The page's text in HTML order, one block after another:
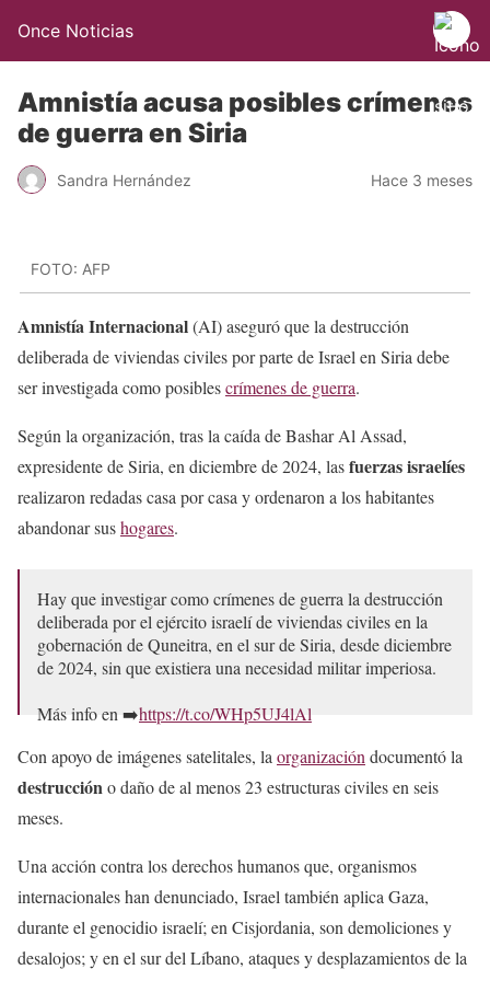
Once Noticias
Amnistía acusa posibles crímenes
de guerra en Siria
Sandra Hernández Hace 3 meses
FOTO: AFP
Amnistía Internacional(AI) aseguró que la destrucción
deliberada de viviendas civiles por parte de Israel en Siria debe
ser investigada como posiblescrímenes de guerra.
Según la organización, tras la caída de Bashar Al Assad,
expresidente de Siria, en diciembre de 2024, lasfuerzas israelíes
realizaron redadas casa por casa y ordenaron a los habitantes
abandonar sushogares.
Hay que investigar como crímenes de guerra la destrucción
deliberada por el ejército israelí de viviendas civiles en la
gobernación de Quneitra, en el sur de Siria, desde diciembre
de 2024, sin que existiera una necesidad militar imperiosa.
Más info en ➡️https://t.co/WHp5UJ4lAl
— Amnistía Internacional Chile (@amnistiachile)May 14,
2026
Con apoyo de imágenes satelitales, la organización documentó la
destruccióno daño de al menos 23 estructuras civiles en seis
meses.
Una acción contra los derechos humanos que, organismos
internacionales han denunciado, Israel también aplica Gaza,
durante el genocidio israelí; en Cisjordania, son demoliciones y
desalojos; y en el sur del Líbano, ataques y desplazamientos de la